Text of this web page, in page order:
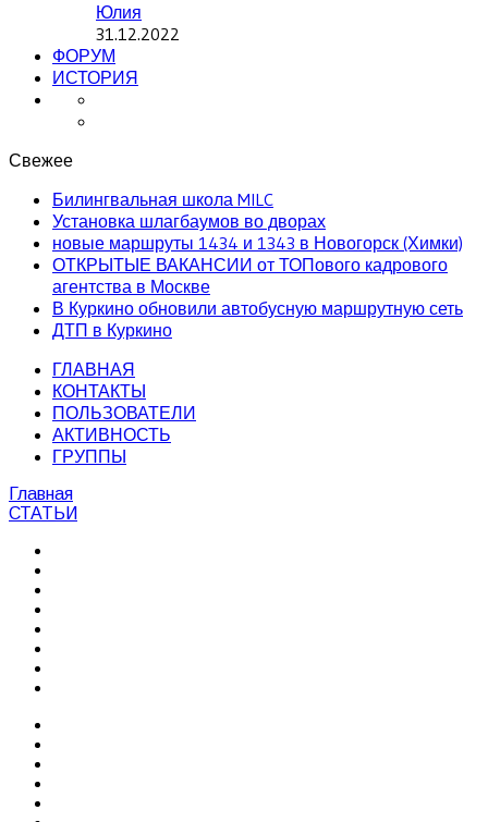
Юлия
31.12.2022
ФОРУМ
ИСТОРИЯ
Свежее
Билингвальная школа MILC
Установка шлагбаумов во дворах
новые маршруты 1434 и 1343 в Новогорск (Химки)
ОТКРЫТЫЕ ВАКАНСИИ от ТОПового кадрового
агентства в Москве
В Куркино обновили автобусную маршрутную сеть
ДТП в Куркино
ГЛАВНАЯ
КОНТАКТЫ
ПОЛЬЗОВАТЕЛИ
АКТИВНОСТЬ
ГРУППЫ
Главная
СТАТЬИ